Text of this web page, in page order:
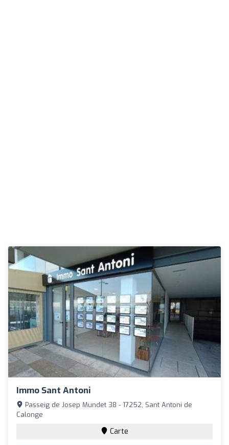
Immo Sant Antoni
Passeig de Josep Mundet 38 - 17252, Sant Antoni de
Calonge
Carte